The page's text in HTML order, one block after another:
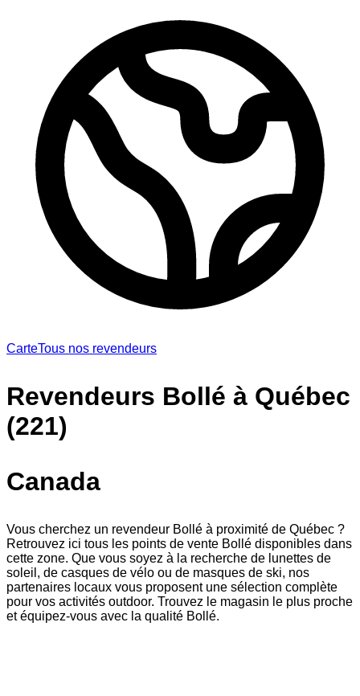
CarteTous nos revendeurs
Revendeurs Bollé à Québec
(221)
Canada
Vous cherchez un revendeur Bollé à proximité de Québec ?
Retrouvez ici tous les points de vente Bollé disponibles dans
cette zone. Que vous soyez à la recherche de lunettes de
soleil, de casques de vélo ou de masques de ski, nos
partenaires locaux vous proposent une sélection complète
pour vos activités outdoor. Trouvez le magasin le plus proche
et équipez-vous avec la qualité Bollé.